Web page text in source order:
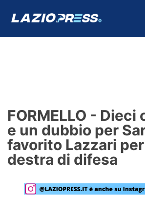
Formello
Infortuni
Primavera
Calciomercato
FORMELLO -
e un dubbio per
favorito Lazzari
destra di difesa